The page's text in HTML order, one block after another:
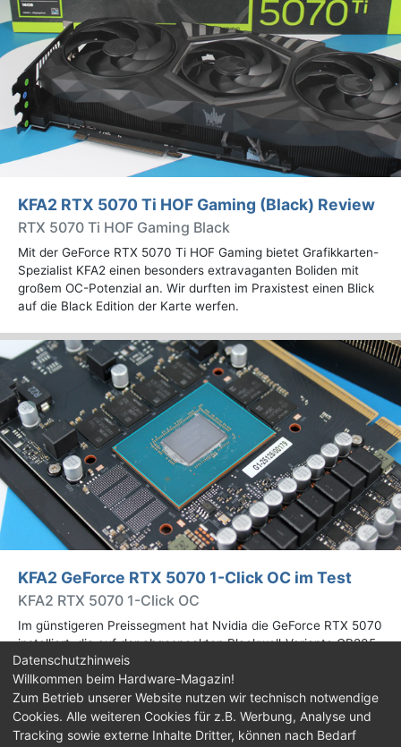
KFA2 RTX 5070 Ti HOF Gaming (Black) Review
RTX 5070 Ti HOF Gaming Black
Mit der GeForce RTX 5070 Ti HOF Gaming bietet Grafikkarten-
Spezialist KFA2 einen besonders extravaganten Boliden mit
großem OC-Potenzial an. Wir durften im Praxistest einen Blick
auf die Black Edition der Karte werfen.
KFA2 GeForce RTX 5070 1-Click OC im Test
KFA2 RTX 5070 1-Click OC
Im günstigeren Preissegment hat Nvidia die GeForce RTX 5070
installiert, die auf der abgespeckten Blackwell-Variante GB205
basiert. Wir haben uns ein Custom-Design von Hersteller KFA2
im Test genauer angesehen.
Impressum| Kontakt |Jobs |Datenschutz |
Datenschutzhinweis
Willkommen beim Hardware-Magazin!
Zum Betrieb unserer Website nutzen wir technisch notwendige
Cookies. Alle weiteren Cookies für z.B. Werbung, Analyse und
Tracking sowie externe Inhalte Dritter, können nach Bedarf